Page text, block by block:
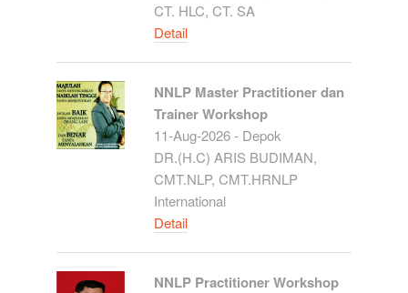
CT. HLC, CT. SA
Detail
NNLP Master Practitioner dan
Trainer Workshop
11-Aug-2026 - Depok
DR.(H.C) ARIS BUDIMAN,
CMT.NLP, CMT.HRNLP
International
Detail
NNLP Practitioner Workshop